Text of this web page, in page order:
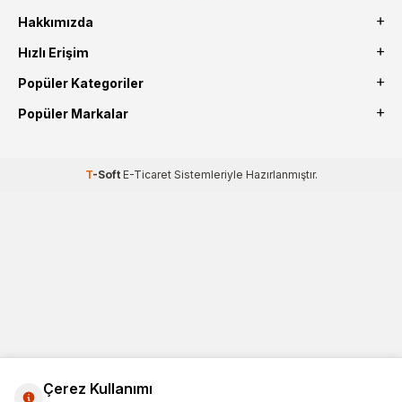
Hakkımızda
Hızlı Erişim
Popüler Kategoriler
Popüler Markalar
T-Soft E-TicaretSistemleriyle Hazırlanmıştır.
Çerez Kullanımı